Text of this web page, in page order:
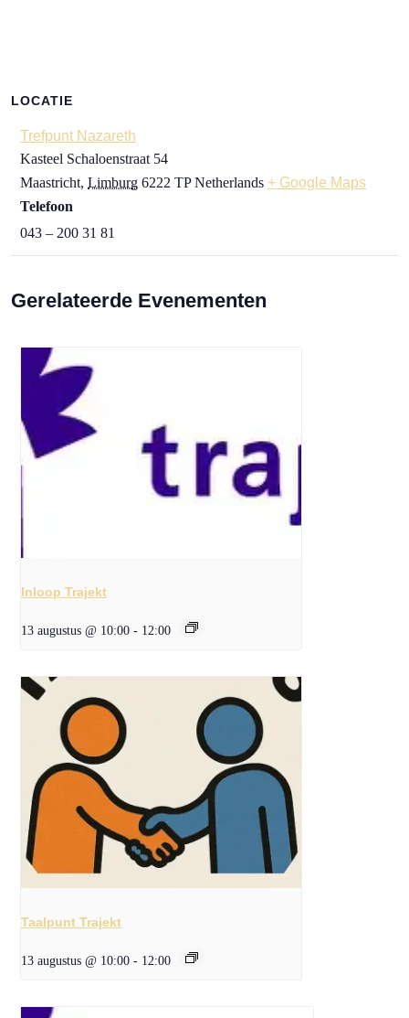
LOCATIE
Trefpunt Nazareth
Kasteel Schaloenstraat 54
Maastricht, Limburg 6222 TP Netherlands + Google Maps
Telefoon
043 – 200 31 81
Gerelateerde Evenementen
Inloop Trajekt
13 augustus @ 10:00 - 12:00
Taalpunt Trajekt
13 augustus @ 10:00 - 12:00